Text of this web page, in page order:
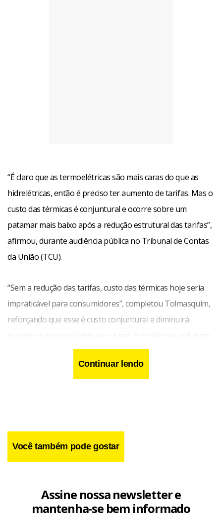
“É claro que as termoelétricas são mais caras do que as
hidrelétricas, então é preciso ter aumento de tarifas. Mas o
custo das térmicas é conjuntural e ocorre sobre um
patamar mais baixo após a redução estrutural das tarifas”,
afirmou, durante audiência pública no Tribunal de Contas
da União (TCU).
“Sem a redução das tarifas, custo das térmicas hoje seria
impraticável para consumidores”, completou Tolmasquim,
reforçando que esse é custo conjuntural e diminuirá
quando os reservatórios das usinas hidrelétricas voltarem
a seus níveis adequados.
Continuar lendo
Você também pode gostar
Assine nossa newsletter e
mantenha-se bem informado